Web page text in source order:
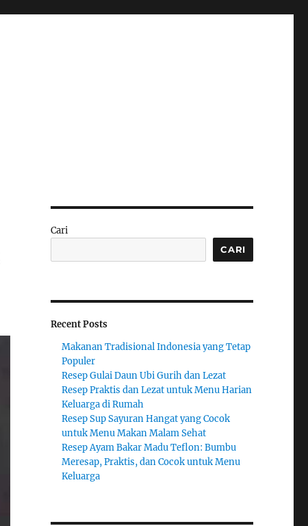
Cari
CARI
Recent Posts
Makanan Tradisional Indonesia yang Tetap
Populer
Resep Gulai Daun Ubi Gurih dan Lezat
Resep Praktis dan Lezat untuk Menu Harian
Keluarga di Rumah
Resep Sup Sayuran Hangat yang Cocok
untuk Menu Makan Malam Sehat
Resep Ayam Bakar Madu Teflon: Bumbu
Meresap, Praktis, dan Cocok untuk Menu
Keluarga